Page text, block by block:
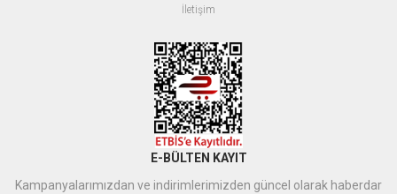
İletişim
E-BÜLTEN KAYIT
Kampanyalarımızdan ve indirimlerimizden güncel olarak haberdar